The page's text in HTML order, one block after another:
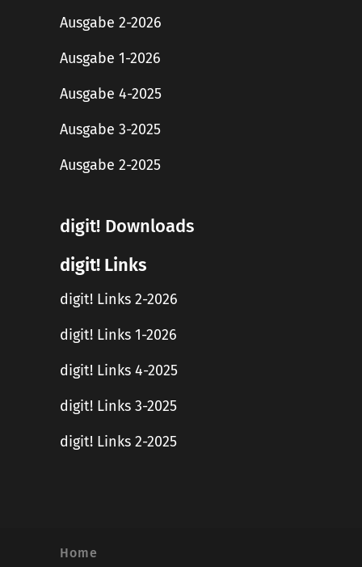
Ausgabe 2-2026
Ausgabe 1-2026
Ausgabe 4-2025
Ausgabe 3-2025
Ausgabe 2-2025
digit! Downloads
digit! Links
digit! Links 2-2026
digit! Links 1-2026
digit! Links 4-2025
digit! Links 3-2025
digit! Links 2-2025
Home